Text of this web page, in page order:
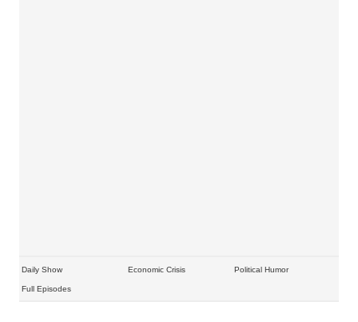
Daily Show
Full Episodes
Economic Crisis Political Humor